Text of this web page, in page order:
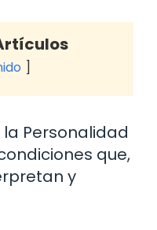
Personalidad
que,
y